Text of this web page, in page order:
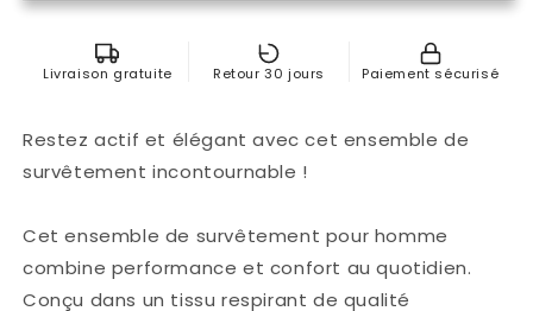
Livraison gratuite Retour 30 jours Paiement sécurisé
Restez actif et élégant avec cet ensemble de
survêtement incontournable !
Cet ensemble de survêtement pour homme
combine performance et confort au quotidien.
Conçu dans un tissu respirant de qualité